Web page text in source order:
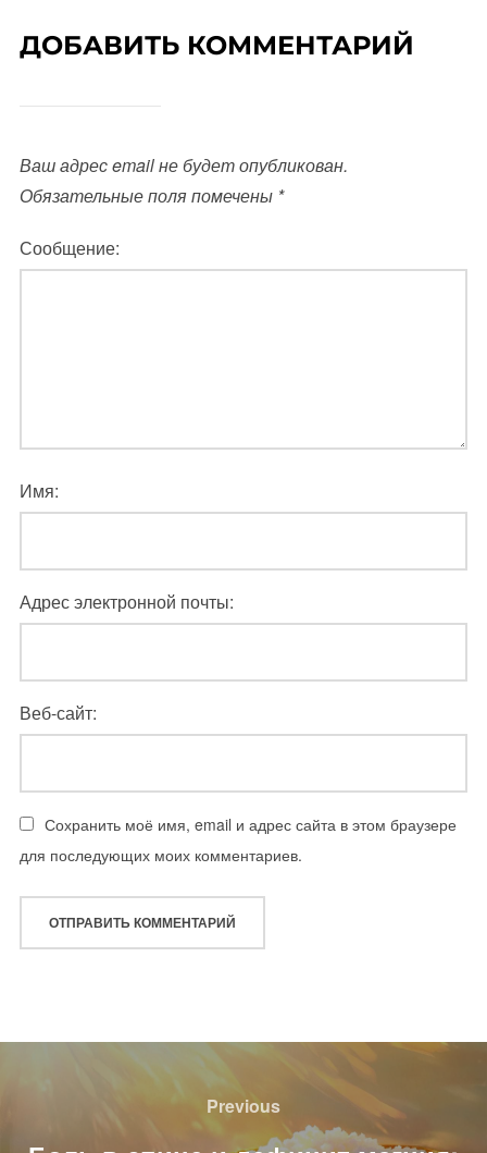
ДОБАВИТЬ КОММЕНТАРИЙ
Ваш адрес email не будет опубликован.
Обязательные поля помечены *
Сообщение:
Имя:
Адрес электронной почты:
Веб-сайт:
Сохранить моё имя, email и адрес сайта в этом браузере
для последующих моих комментариев.
Навигация
по
записям
Previous
Previous